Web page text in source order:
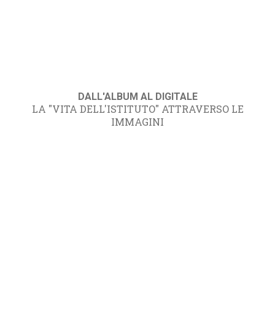
DALL'ALBUM AL DIGITALE
LA "VITA DELL'ISTITUTO" ATTRAVERSO LE
IMMAGINI